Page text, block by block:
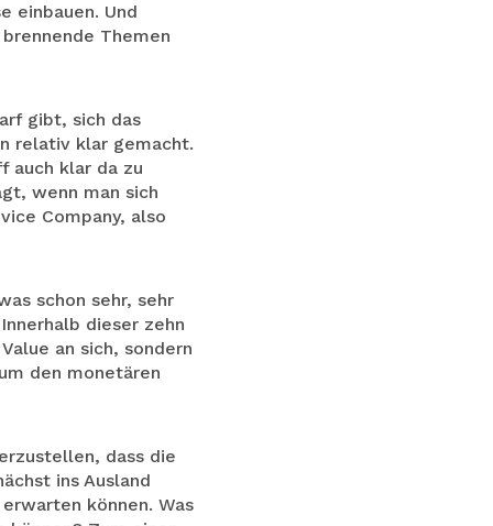
einbauen. Und
Themen
gibt, sich das
relativ klar gemacht.
auch klar da zu
wenn man sich
Company, also
schon sehr, sehr
dieser zehn
an sich, sondern
den monetären
dass die
ins Ausland
können. Was